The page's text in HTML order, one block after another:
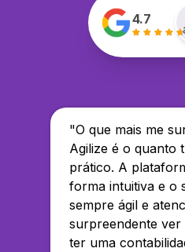
4.7
"O que mais me
Agilize é o quanto
prático. A
forma intuitiva e o
sempre ágil e
surpreendente
ter uma